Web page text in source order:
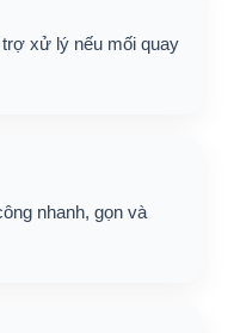
xử lý nếu mối quay
nhanh, gọn và